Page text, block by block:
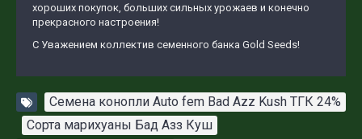
хороших покупок, больших сильных урожаев и конечно
прекрасного настроения!
С Уважением коллектив семенного банка Gold Seeds!
Семена конопли Auto fem Bad Azz Kush ТГК 24%
Сорта марихуаны Бад Азз Куш